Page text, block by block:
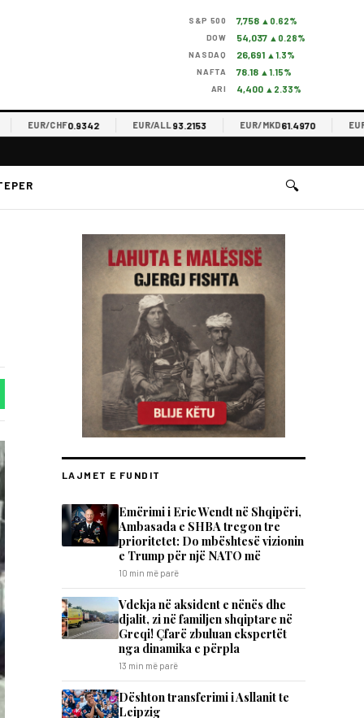
S&P 500 7,758 ▲0.62%
DOW 54,037 ▲0.28%
NASDAQ 26,691 ▲1.3%
NAFTA 78.18 ▲1.15%
ARI 4,400 ▲2.33%
EUR/CHF0.9342 EUR/ALL93.2153 EUR/MKD61.4970 EUR/
🔍
LAJMET E FUNDIT
Emërimi i Eric Wendt në Shqipëri,
Ambasada e SHBA tregon tre
prioritetet: Do mbështesë vizionin
e Trump për një NATO më
10 min më parë
Vdekja në aksident e nënës dhe
djalit, zi në familjen shqiptare në
Greqi! Çfarë zbuluan ekspertët
nga dinamika e përpla
13 min më parë
Dështon transferimi i Asllanit te
Leipzig